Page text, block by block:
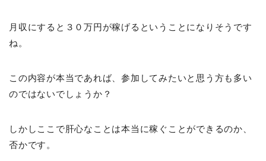
月収にすると３０万円が稼げるということになりそうです
ね。
この内容が本当であれば、参加してみたいと思う方も多い
のではないでしょうか？
しかしここで肝心なことは本当に稼ぐことができるのか、
否かです。